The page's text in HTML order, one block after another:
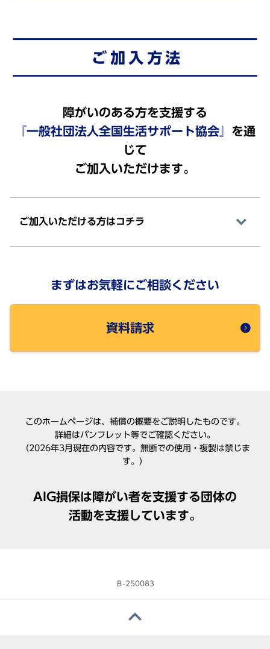
障がいのある方を支援する
『一般社団法人全国生活サポート協会』 を通
じて
ご加入いただけます。
ご加入いただける方はコチラ
まずはお気軽にご相談ください
資料請求
このホームページは、補償の概要をご説明したものです。
詳細はパンフレット等でご確認ください。
（2026年3月現在の内容です。無断での使用・複製は禁じま
す。）
AIG損保は障がい者を支援する団体の
活動を支援しています。
Ｂ-250083